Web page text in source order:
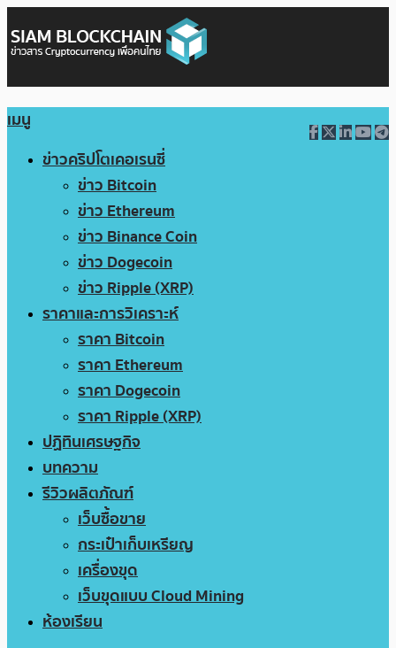
เมนู
ข่าวคริปโตเคอเรนซี่
ข่าว Bitcoin
ข่าว Ethereum
ข่าว Binance Coin
ข่าว Dogecoin
ข่าว Ripple (XRP)
ราคาและการวิเคราะห์
ราคา Bitcoin
ราคา Ethereum
ราคา Dogecoin
ราคา Ripple (XRP)
ปฏิทินเศรษฐกิจ
บทความ
รีวิวผลิตภัณฑ์
เว็บซื้อขาย
กระเป๋าเก็บเหรียญ
เครื่องขุด
เว็บขุดแบบ Cloud Mining
ห้องเรียน